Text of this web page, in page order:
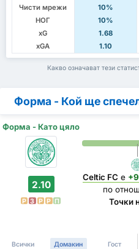
Чисти мрежи
10%
НОГ
10%
xG
1.68
xGA
1.10
Какво означават тези
Форма - Кой ще
Форма - Като цяло
2.10
P З P P П
Celtic FC е
по
Точки
Всички Домакин Гост